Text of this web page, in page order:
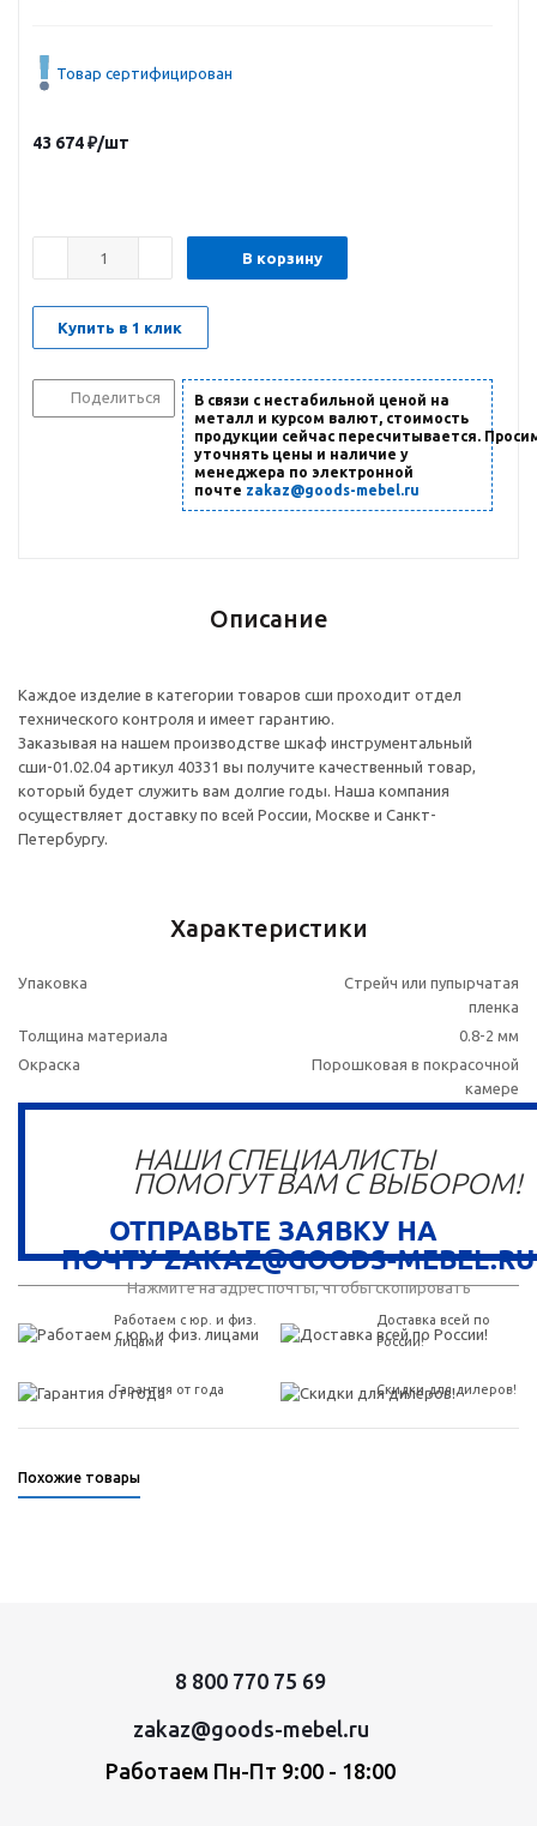
Товар сертифицирован
43 674₽/шт
В корзину
Купить в 1 клик
Поделиться
В связи с нестабильной ценой на
металл и курсом валют, стоимость
продукции сейчас пересчитывается.
уточнять цены и наличие у
менеджера по электронной
почте zakaz@goods-mebel.ru
Описание
Каждое изделие в категории товаров сши проходит отдел
технического контроля и имеет гарантию.
Заказывая на нашем производстве шкаф инструментальный
сши-01.02.04 артикул 40331 вы получите качественный товар,
который будет служить вам долгие годы. Наша компания
осуществляет доставку по всей России, Москве и Санкт-
Петербургу.
Характеристики
Упаковка
Стрейч или пупырчатая
пленка
Толщина материала
0.8-2 мм
Окраска
Порошковая в покрасочной
камере
НАШИ СПЕЦИАЛИСТЫ
ПОМОГУТ ВАМ С ВЫБОРОМ!
ОТПРАВЬТЕ ЗАЯВКУ НА
ПОЧТУ ZAKAZ@GOODS-MEBEL.RU
Нажмите на адрес почты, чтобы скопировать
Работаем с юр. и физ.
лицами
Доставка всей по
России!
Гарантия от года Скидки для дилеров!
Похожие товары
8 800 770 75 69
zakaz@goods-mebel.ru
Работаем Пн-Пт 9:00 - 18:00